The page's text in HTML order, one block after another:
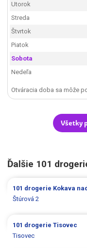
Utorok
Streda
Štvrtok
Piatok
Sobota
Nedeľa
Otváracia doba sa môže
Všetky
Ďalšie 101
101 drogerie Kokava
Štúrová 2
101 drogerieTisovec
Tisovec